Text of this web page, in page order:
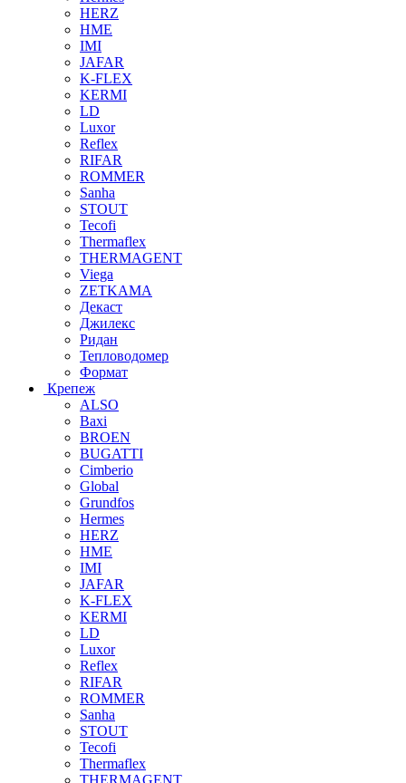
HERZ
HME
IMI
JAFAR
K-FLEX
KERMI
LD
Luxor
Reflex
RIFAR
ROMMER
Sanha
STOUT
Tecofi
Thermaflex
THERMAGENT
Viega
ZETKAMA
Декаст
Джилекс
Ридан
Тепловодомер
Формат
Крепеж
ALSO
Baxi
BROEN
BUGATTI
Cimberio
Global
Grundfos
Hermes
HERZ
HME
IMI
JAFAR
K-FLEX
KERMI
LD
Luxor
Reflex
RIFAR
ROMMER
Sanha
STOUT
Tecofi
Thermaflex
THERMAGENT